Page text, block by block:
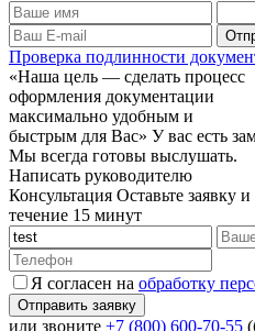
Проверка подлинности
«Наша цель — сделать процесс
оформления документации
максимально удобным и
быстрым для Вас» У вас есть
Мы всегда готовы выслушать.
Написать руководителю
Консультация Оставьте заявку
течение 15 минут
Я согласен на обработку
или звоните +7 (800) 600-70-55